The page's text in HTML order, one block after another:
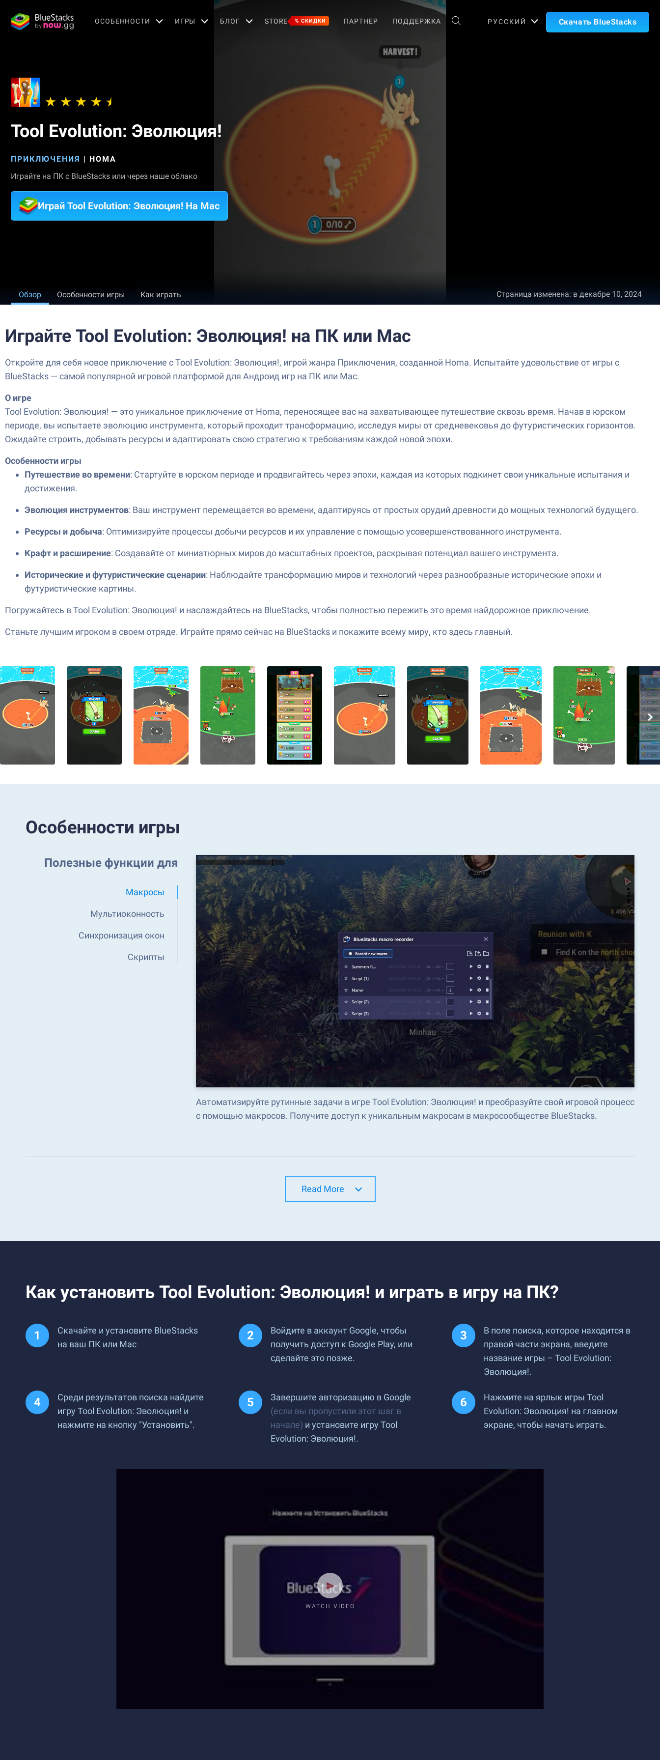
OСОБЕННОСТИ ИГРЫ БЛОГ STORE % СКИДКИ ПАРТНЕР ПОДДЕРЖКА РУССКИЙ Скачать BlueStacks
Tool Evolution: Эволюция!
ПРИКЛЮЧЕНИЯ | HOMA
Играйте на ПК с BlueStacks или через наше облако
Играй Tool Evolution: Эволюция! На Mac
Обзор Особенности игры Как играть Страница изменена: в декабре 10, 2024
Играйте Tool Evolution: Эволюция! на ПК или Mac
Откройте для себя новое приключение с Tool Evolution: Эволюция!, игрой жанра Приключения, созданной Homa. Испытайте удовольствие от игры с
BlueStacks — самой популярной игровой платформой для Андроид игр на ПК или Mac.
О игре
Tool Evolution: Эволюция! — это уникальное приключение от Homa, переносящее вас на захватывающее путешествие сквозь время. Начав в юрском
периоде, вы испытаете эволюцию инструмента, который проходит трансформацию, исследуя миры от средневековья до футуристических горизонтов.
Ожидайте строить, добывать ресурсы и адаптировать свою стратегию к требованиям каждой новой эпохи.
Особенности игры
Путешествие во времени: Стартуйте в юрском периоде и продвигайтесь через эпохи, каждая из которых подкинет свои уникальные испытания и
достижения.
Эволюция инструментов: Ваш инструмент перемещается во времени, адаптируясь от простых орудий древности до мощных технологий будущего.
Ресурсы и добыча: Оптимизируйте процессы добычи ресурсов и их управление с помощью усовершенствованного инструмента.
Крафт и расширение: Создавайте от миниатюрных миров до масштабных проектов, раскрывая потенциал вашего инструмента.
Исторические и футуристические сценарии: Наблюдайте трансформацию миров и технологий через разнообразные исторические эпохи и
футуристические картины.
Погружайтесь в Tool Evolution: Эволюция! и наслаждайтесь на BlueStacks, чтобы полностью пережить это время найдорожное приключение.
Станьте лучшим игроком в своем отряде. Играйте прямо сейчас на BlueStacks и покажите всему миру, кто здесь главный.
Особенности игры
Полезные функции для
Макросы
Мультиоконность
Синхронизация окон
Скрипты
Автоматизируйте рутинные задачи в игре Tool Evolution: Эволюция! и преобразуйте свой игровой процесс
с помощью макросов. Получите доступ к уникальным макросам в макросообществе BlueStacks.
Read More
Как установить Tool Evolution: Эволюция! и играть в игру на ПК?
Скачайте и установите BlueStacks
на ваш ПК или Mac
Войдите в аккаунт Google, чтобы
получить доступ к Google Play, или
сделайте это позже.
В поле поиска, которое находится в
правой части экрана, введите
название игры – Tool Evolution:
Эволюция!.
Среди результатов поиска найдите
игру Tool Evolution: Эволюция! и
нажмите на кнопку "Установить".
Завершите авторизацию в Google
(если вы пропустили этот шаг в
начале) и установите игру Tool
Evolution: Эволюция!.
Нажмите на ярлык игры Tool
Evolution: Эволюция! на главном
экране, чтобы начать играть.
WATCH VIDEO